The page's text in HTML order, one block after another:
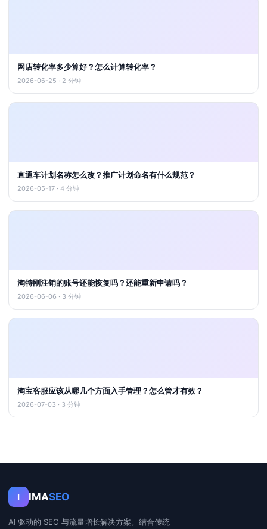
网店转化率多少算好？怎么计算转化率？
2026-06-25 · 2 分钟
直通车计划名称怎么改？推广计划命名有什么规范？
2026-05-17 · 4 分钟
淘特刚注销的账号还能恢复吗？还能重新申请吗？
2026-06-06 · 3 分钟
淘宝客服应该从哪几个方面入手管理？怎么管才有效？
2026-07-03 · 3 分钟
I IMASEO
AI 驱动的 SEO 与流量增长解决方案。结合传统